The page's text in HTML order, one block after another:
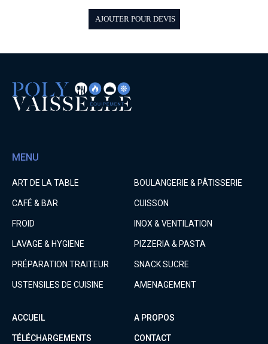
AJOUTER POUR DEVIS
MENU
ART DE LA TABLE BOULANGERIE & PÂTISSERIE
CAFÉ & BAR CUISSON
FROID INOX & VENTILATION
LAVAGE & HYGIENE PIZZERIA & PASTA
PRÉPARATION TRAITEUR SNACK SUCRE
USTENSILES DE CUISINE AMENAGEMENT
ACCUEIL A PROPOS
TÉLÉCHARGEMENTS CONTACT